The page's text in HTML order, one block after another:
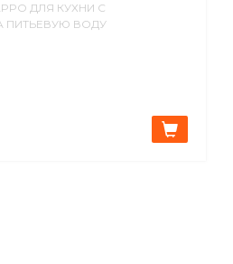
ДЛЯ КУХНИ С
ПИТЬЕВУЮ ВОДУ